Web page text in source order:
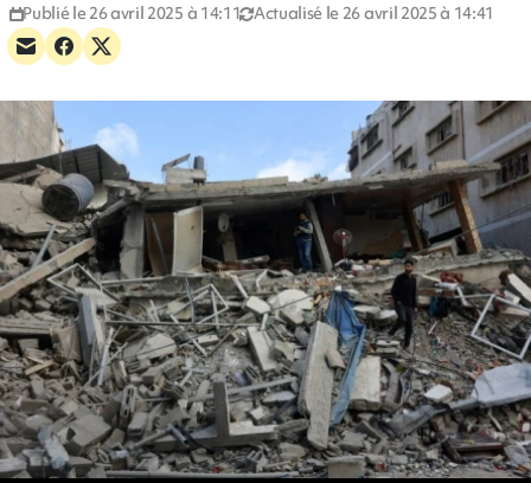
Publié le 26 avril 2025 à 14:11 Actualisé le 26 avril 2025 à 14:41